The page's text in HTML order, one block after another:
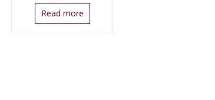
Read more